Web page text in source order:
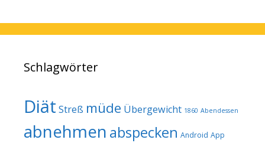
Schlagwörter
Diät Streß müde Übergewicht 1860 Abendessen
abnehmen abspecken Android App